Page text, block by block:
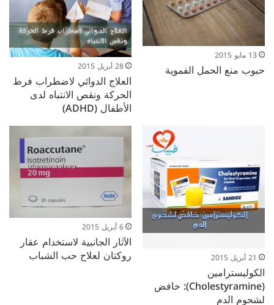
13 مايو 2015
حبوب منع الحمل الفموية 28 أبريل 2015
العلاج الدوائي لاضطراب فرط
الحركة ونقص الانتباه لدى
الأطفال (ADHD)
21 أبريل 2015
الكوليسترامين
(Cholestyramine): خافض
لشحوم الدم
6 أبريل 2015
الآثار الجانبية لاستخدام عقار
روكتان لعلاح حب الشباب